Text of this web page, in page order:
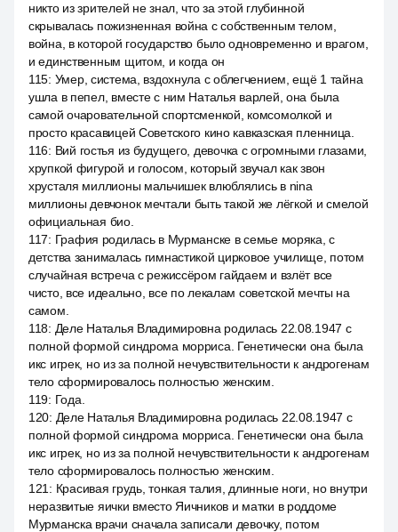
никто из зрителей не знал, что за этой глубинной
скрывалась пожизненная война с собственным телом,
война, в которой государство было одновременно и врагом,
и единственным щитом, и когда он
115: Умер, система, вздохнула с облегчением, ещё 1 тайна
ушла в пепел, вместе с ним Наталья варлей, она была
самой очаровательной спортсменкой, комсомолкой и
просто красавицей Советского кино кавказская пленница.
116: Вий гостья из будущего, девочка с огромными глазами,
хрупкой фигурой и голосом, который звучал как звон
хрусталя миллионы мальчишек влюблялись в nina
миллионы девчонок мечтали быть такой же лёгкой и смелой
официальная био.
117: Графия родилась в Мурманске в семье моряка, с
детства занималась гимнастикой цирковое училище, потом
случайная встреча с режиссёром гайдаем и взлёт все
чисто, все идеально, все по лекалам советской мечты на
самом.
118: Деле Наталья Владимировна родилась 22.08.1947 с
полной формой синдрома морриса. Генетически она была
икс игрек, но из за полной нечувствительности к андрогенам
тело сформировалось полностью женским.
119: Года.
120: Деле Наталья Владимировна родилась 22.08.1947 с
полной формой синдрома морриса. Генетически она была
икс игрек, но из за полной нечувствительности к андрогенам
тело сформировалось полностью женским.
121 : Красивая грудь, тонкая талия, длинные ноги, но внутри
неразвитые яички вместо Яичников и матки в роддоме
Мурманска врачи сначала записали девочку, потом